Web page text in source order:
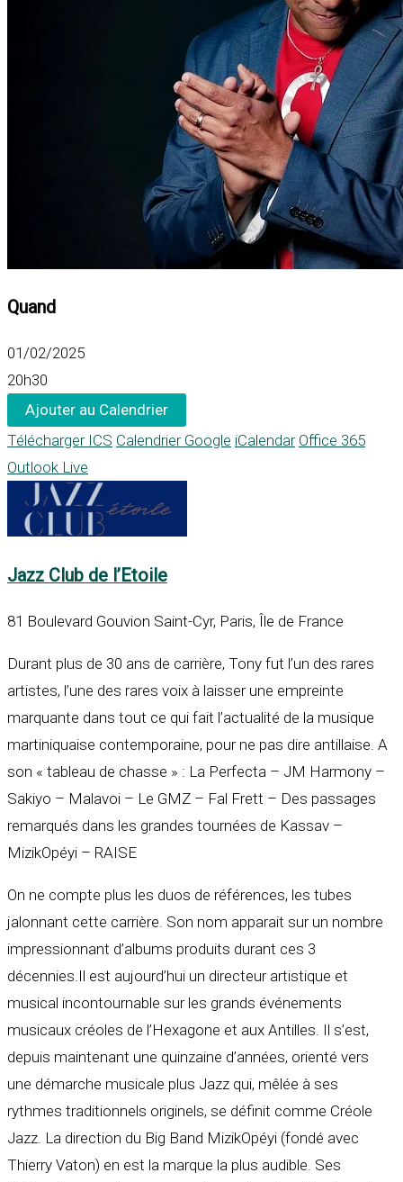
Quand
01/02/2025
20h30
Ajouter au Calendrier
Télécharger ICS Calendrier Google iCalendar Office 365
Outlook Live
Jazz Club de l’Etoile
81 Boulevard Gouvion Saint-Cyr, Paris, Île de France
Durant plus de 30 ans de carrière, Tony fut l’un des rares
artistes, l’une des rares voix à laisser une empreinte
marquante dans tout ce qui fait l’actualité de la musique
martiniquaise contemporaine, pour ne pas dire antillaise. A
son « tableau de chasse » : La Perfecta – JM Harmony –
Sakiyo – Malavoi – Le GMZ – Fal Frett – Des passages
remarqués dans les grandes tournées de Kassav –
MizikOpéyi – RAISE
On ne compte plus les duos de références, les tubes
jalonnant cette carrière. Son nom apparait sur un nombre
impressionnant d’albums produits durant ces 3
décennies.Il est aujourd’hui un directeur artistique et
musical incontournable sur les grands événements
musicaux créoles de l’Hexagone et aux Antilles. Il s’est,
depuis maintenant une quinzaine d’années, orienté vers
une démarche musicale plus Jazz qui, mêlée à ses
rythmes traditionnels originels, se définit comme Créole
Jazz. La direction du Big Band MizikOpéyi (fondé avec
Thierry Vaton) en est la marque la plus audible. Ses